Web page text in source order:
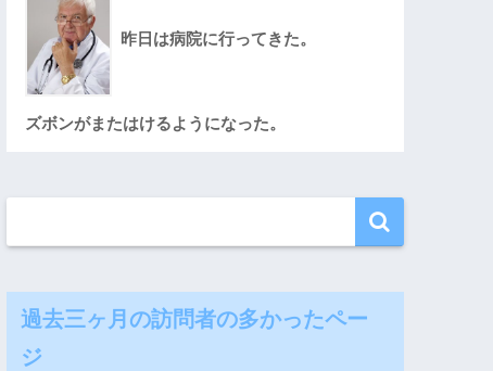
昨日は病院に行ってきた。
ズボンがまたはけるようになった。
過去三ヶ月の訪問者の多かったペー
ジ